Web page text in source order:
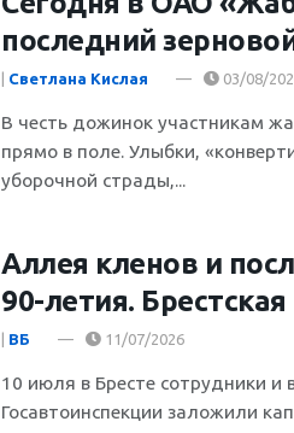
последний
| Светлана Кислая 03/08/
В честь дожинок участникам
прямо в поле. Улыбки,
уборочной страды,...
Аллея кленов и
90-летия.
| ВБ 11/07/2026
10 июля в Бресте сотрудники и
Госавтоинспекции заложили